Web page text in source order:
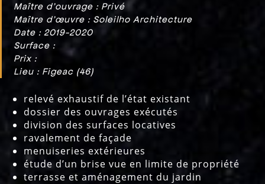
Maître d’ouvrage : Privé
Maître d’œuvre : Soleilho Architecture
Date : 2019-2020
Surface :
Prix :
Lieu : Figeac (46)
relevé exhaustif de l’état existant
dossier des ouvrages exécutés
division des surfaces locatives
ravalement de façade
menuiseries extérieures
étude d’un brise vue en limite de propriété
terrasse et aménagement du jardin